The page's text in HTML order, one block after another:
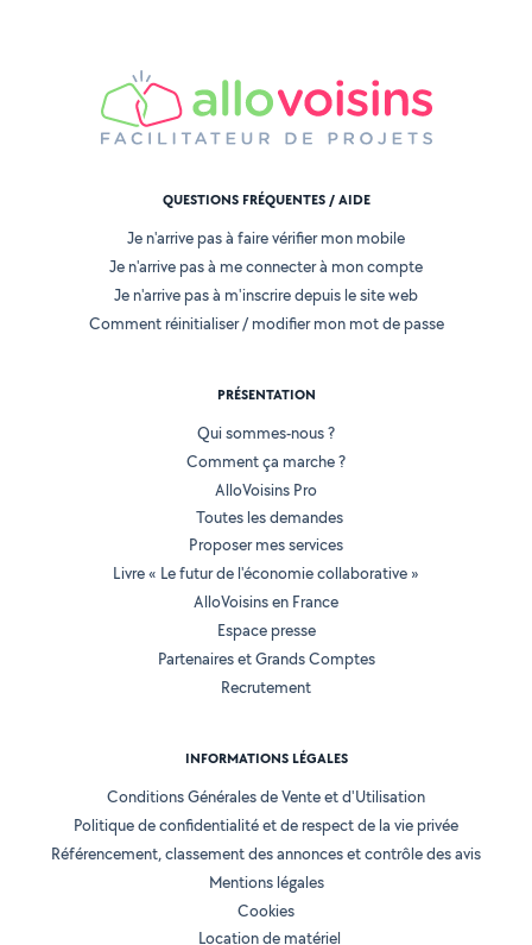
QUESTIONS FRÉQUENTES / AIDE
Je n'arrive pas à faire vérifier mon mobile
Je n'arrive pas à me connecter à mon compte
Je n'arrive pas à m'inscrire depuis le site web
Comment réinitialiser / modifier mon mot de passe
PRÉSENTATION
Qui sommes-nous ?
Comment ça marche ?
AlloVoisins Pro
Toutes les demandes
Proposer mes services
Livre « Le futur de l'économie collaborative »
AlloVoisins en France
Espace presse
Partenaires et Grands Comptes
Recrutement
INFORMATIONS LÉGALES
Conditions Générales de Vente et d'Utilisation
Politique de confidentialité et de respect de la vie privée
Référencement, classement des annonces et contrôle des avis
Mentions légales
Cookies
Location de matériel